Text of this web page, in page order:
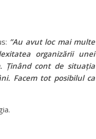
”Au avut loc mai multe
organizării unei
Ținând cont de situația
Facem tot posibilul ca